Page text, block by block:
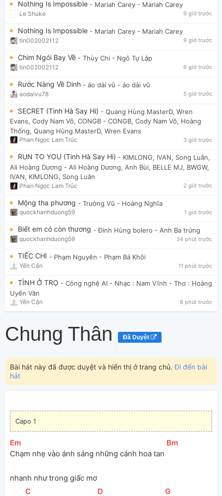
Nothing Is Impossible - Mariah Carey - Mariah Carey
Le Shuke 9 giờ trước
Nothing Is Impossible - Mariah Carey - Mariah Carey
tin002002112 9 giờ trước
Chim Ngói Bay Về - Thùy Chi - Ngô Tự Lập
tin002002112 6 giờ trước
Rước Nàng Về Dinh - áo dài vũ - áo dài vũ
aodaivu78 5 giờ trước
SECRET (Tinh Hà Say Hi) - Quang Hùng MasterD, Wren
Evans, Cody Nam Võ, CONGB - CONGB, Cody Nam Võ, Hoàng
Thống, Quang Hùng MasterD, Wren Evans
Phan Ngọc Lam Trúc 3 giờ trước
RUN TO YOU (Tinh Hà Say Hi) - KIMLONG, IVAN, Song Luân,
Ali Hoàng Dương - Ali Hoàng Dương, Anh Bùi, BELLE MJ, BWGW,
IVAN, KIMLONG, Song Luân
Phan Ngọc Lam Trúc 2 giờ trước
Mộng tha phương - Trường Vũ - Hoàng Nghĩa
quockhanhduong59 1 giờ trước
Biết em có còn thương - Đinh Hùng bolero - Anh Ba trứng
quockhanhduong59 34 phút trước
TIẾC CHI - Phạm Nguyên - Phạm Bá Khôi
Yến Cận 11 phút trước
TÌNH Ở TRỌ - Công nghệ AI - Nhạc : Nam Vĩnh - Thơ : Hoàng
Uyển Văn
Yến Cận 8 phút trước
Chung Thân Đã Duyệt
Bài hát này đã được duyệt và hiển thị ở trang chủ.Đi đến bài
hát
Capo 1
[Em
Chạm nhẹ vào ánh sáng những cánh hoa tan
[Bm
nhanh như trong giấc mơ
[
C [D [
G